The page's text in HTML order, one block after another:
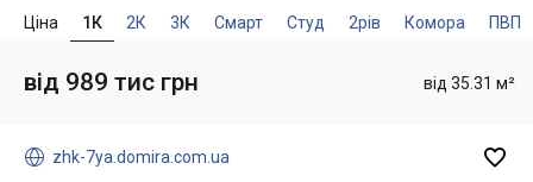
1К 2К 3К Смарт Студ 2рів Комора ПВП
Ціна
від 35.31 м²
від 989 тис грн
 zhk-7ya.domira.com.ua 